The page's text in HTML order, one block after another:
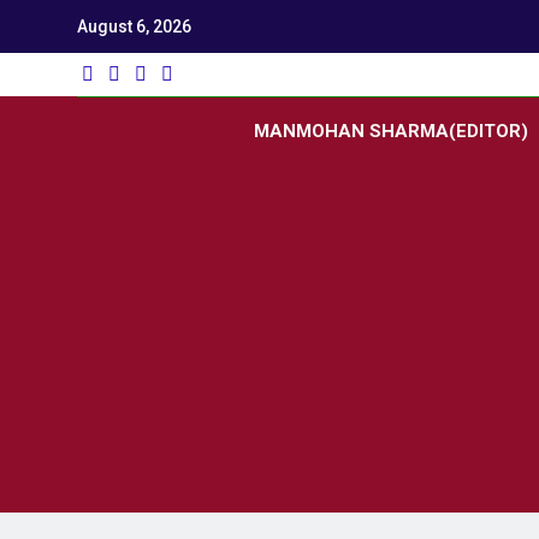
August 6, 2026
MANMOHAN SHARMA(EDITOR)